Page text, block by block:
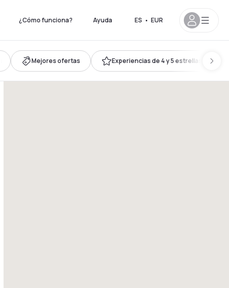
¿Cómo funciona? Ayuda ES • EUR
Mejores ofertas Experiencias de 4 y 5 estrellas